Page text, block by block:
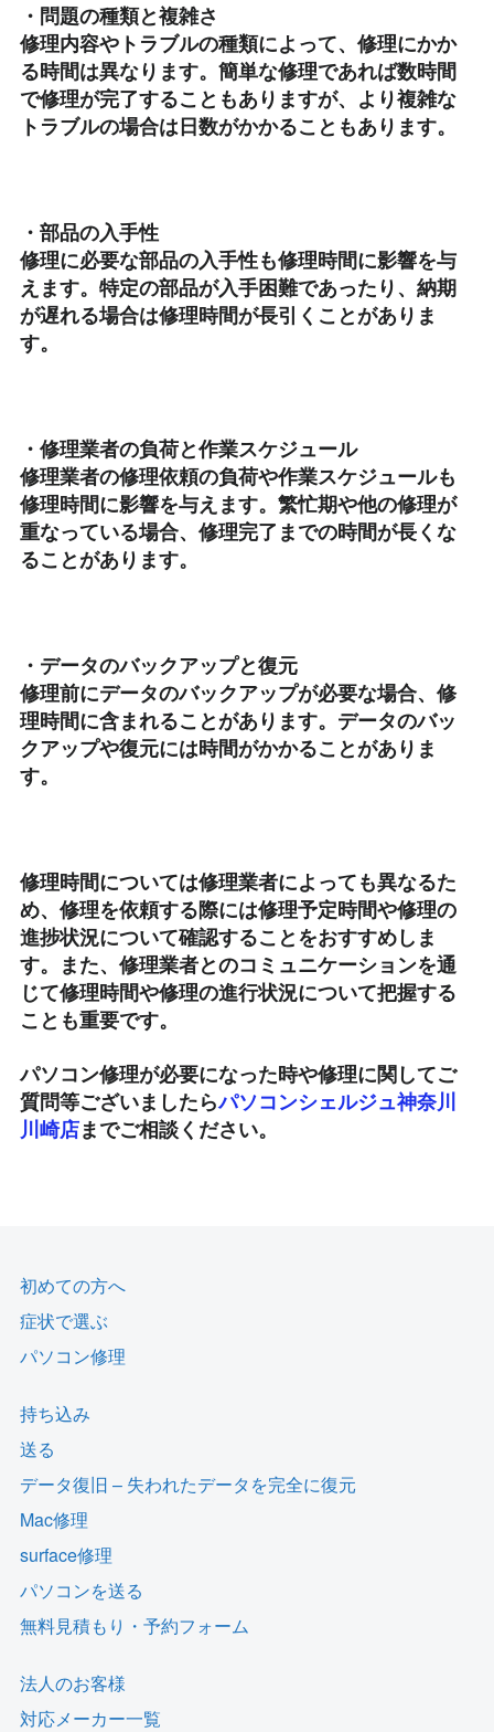
・問題の種類と複雑さ
修理内容やトラブルの種類によって、修理にかか
る時間は異なります。簡単な修理であれば数時間
で修理が完了することもありますが、より複雑な
トラブルの場合は日数がかかることもあります。
・部品の入手性
修理に必要な部品の入手性も修理時間に影響を与
えます。特定の部品が入手困難であったり、納期
が遅れる場合は修理時間が長引くことがありま
す。
・修理業者の負荷と作業スケジュール
修理業者の修理依頼の負荷や作業スケジュールも
修理時間に影響を与えます。繁忙期や他の修理が
重なっている場合、修理完了までの時間が長くな
ることがあります。
・データのバックアップと復元
修理前にデータのバックアップが必要な場合、修
理時間に含まれることがあります。データのバッ
クアップや復元には時間がかかることがありま
す。
修理時間については修理業者によっても異なるた
め、修理を依頼する際には修理予定時間や修理の
進捗状況について確認することをおすすめしま
す。また、修理業者とのコミュニケーションを通
じて修理時間や修理の進行状況について把握する
ことも重要です。
パソコン修理が必要になった時や修理に関してご
質問等ございましたらパソコンシェルジュ神奈川
川崎店までご相談ください。
初めての方へ
症状で選ぶ
パソコン修理
持ち込み
送る
データ復旧 – 失われたデータを完全に復元
Mac修理
surface修理
パソコンを送る
無料見積もり・予約フォーム
法人のお客様
対応メーカー一覧